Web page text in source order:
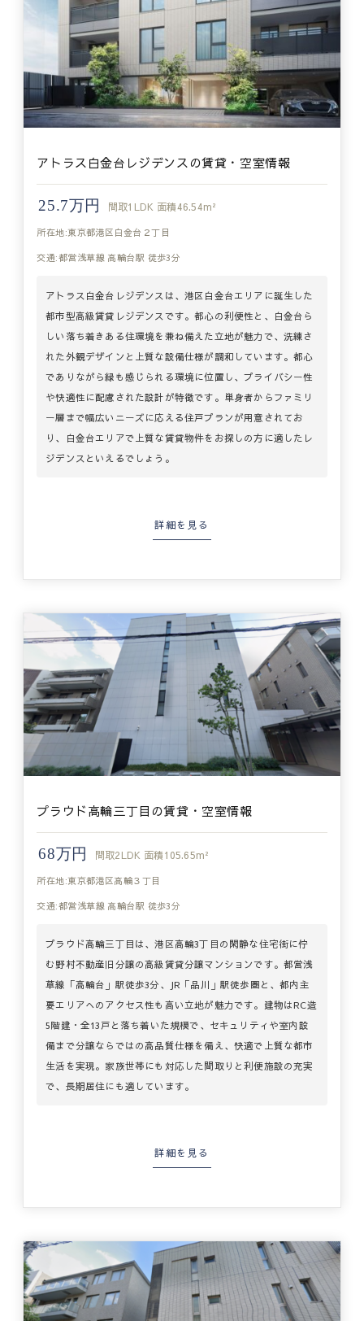
アトラス白金台レジデンスの賃貸・空室情報
25.7万円 間取1LDK 面積46.54m²
所在地:東京都港区白金台２丁目
交通:都営浅草線 高輪台駅 徒歩3分
アトラス白金台レジデンスは、港区白金台エリアに誕生した
都市型高級賃貸レジデンスです。都心の利便性と、白金台ら
しい落ち着きある住環境を兼ね備えた立地が魅力で、洗練さ
れた外観デザインと上質な設備仕様が調和しています。都心
でありながら緑も感じられる環境に位置し、プライバシー性
や快適性に配慮された設計が特徴です。単身者からファミリ
ー層まで幅広いニーズに応える住戸プランが用意されてお
り、白金台エリアで上質な賃貸物件をお探しの方に適したレ
ジデンスといえるでしょう。
詳細を見る
プラウド高輪三丁目の賃貸・空室情報
68万円 間取2LDK 面積105.65m²
所在地:東京都港区高輪３丁目
交通:都営浅草線 高輪台駅 徒歩3分
プラウド高輪三丁目は、港区高輪3丁目の閑静な住宅街に佇
む野村不動産旧分譲の高級賃貸分譲マンションです。都営浅
草線「高輪台」駅徒歩3分、JR「品川」駅徒歩圏と、都内主
要エリアへのアクセス性も高い立地が魅力です。建物はRC造
5階建・全13戸と落ち着いた規模で、セキュリティや室内設
備まで分譲ならではの高品質仕様を備え、快適で上質な都市
生活を実現。家族世帯にも対応した間取りと利便施設の充実
で、長期居住にも適しています。
詳細を見る